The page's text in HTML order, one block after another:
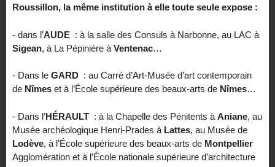
Roussillon, la même institution à elle toute seule expose :
- dans l’AUDE : à la salle des Consuls à Narbonne, au LAC à
Sigean, à La Pépinière à Ventenac…
- Dans le GARD : au Carré d’Art-Musée d’art contemporain
de Nîmes et à l’École supérieure des beaux-arts de Nîmes…
- Dans l’HÉRAULT : à la Chapelle des Pénitents à Aniane, au
Musée archéologique Henri-Prades à Lattes, au Musée de
Lodève, à l’École supérieure des beaux-arts de Montpellier
Agglomération et à l’École nationale supérieure d’architecture